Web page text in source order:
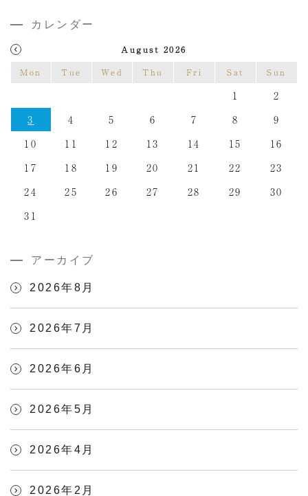
カレンダー
August 2026
Mon
Tue Wed Thu Fri Sat Sun
1
2
3
4 5 6 7 8
9
10
11 12 13 14 15
16
17
18 19 20 21 22
23
24
25 26 27 28 29
30
31
アーカイブ
2026年8月
2026年7月
2026年6月
2026年5月
2026年4月
2026年2月